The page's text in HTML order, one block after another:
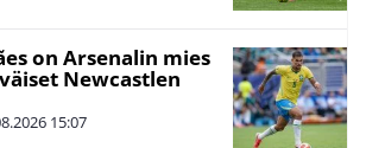
on Arsenalin mies
Newcastlen
15:07